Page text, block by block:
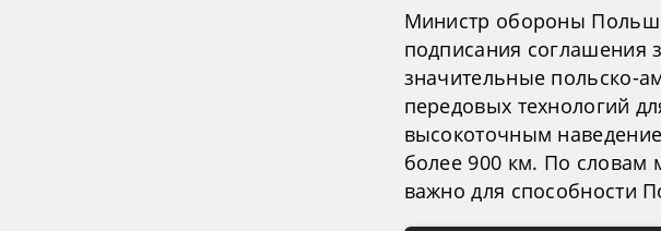
Министр обороны
подписания соглашения
значительные польско-
передовых технологий
высокоточным
более 900 км. По словам
важно для способности